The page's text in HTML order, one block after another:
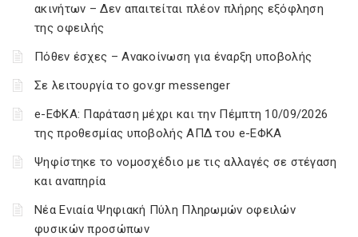
ακινήτων – Δεν απαιτείται πλέον πλήρης εξόφληση
της οφειλής
Πόθεν έσχες – Ανακοίνωση για έναρξη υποβολής
Σε λειτουργία το gov.gr messenger
e-ΕΦΚΑ: Παράταση μέχρι και την Πέμπτη 10/09/2026
της προθεσμίας υποβολής ΑΠΔ του e-ΕΦΚΑ
Ψηφίστηκε το νομοσχέδιο με τις αλλαγές σε στέγαση
και αναπηρία
Νέα Ενιαία Ψηφιακή Πύλη Πληρωμών οφειλών
φυσικών προσώπων